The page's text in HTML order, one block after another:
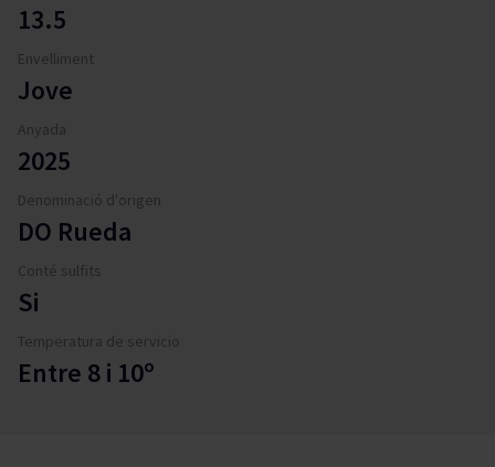
13.5
Envelliment
Jove
Anyada
2025
Denominació d'origen
DO Rueda
Conté sulfits
Si
Temperatura de servicio
Entre 8 i 10º